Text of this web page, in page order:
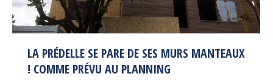
LA PRÉDELLE SE PARE DE SES MURS MANTEAUX
! COMME PRÉVU AU PLANNING